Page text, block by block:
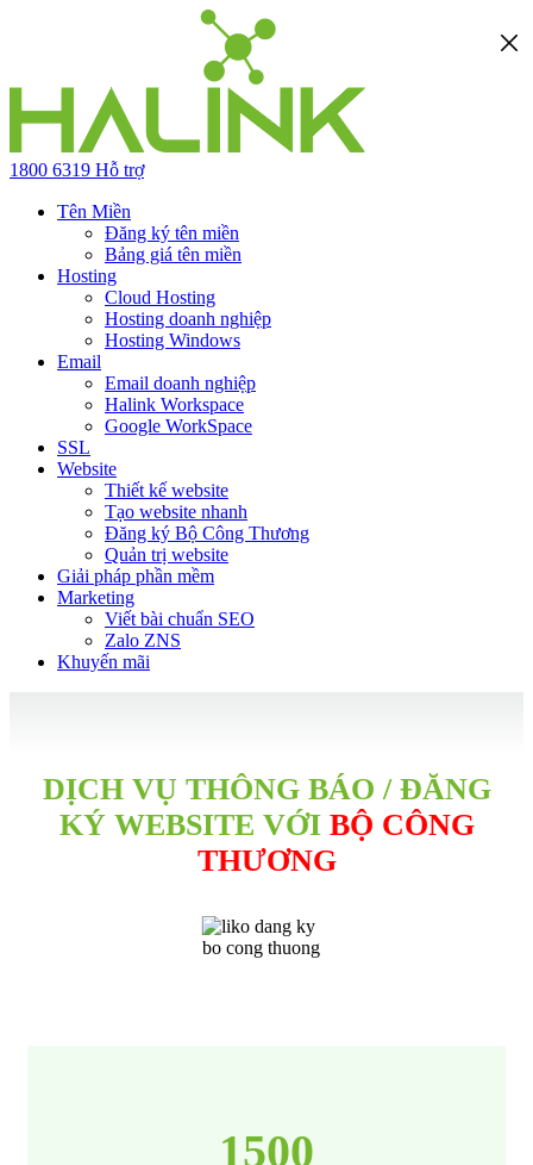
1800 6319 Hỗ trợ
Tên Miền
Đăng ký tên miền
Bảng giá tên miền
Hosting
Cloud Hosting
Hosting doanh nghiệp
Hosting Windows
Email
Email doanh nghiệp
Halink Workspace
Google WorkSpace
SSL
Website
Thiết kế website
Tạo website nhanh
Đăng ký Bộ Công Thương
Quản trị website
Giải pháp phần mềm
Marketing
Viết bài chuẩn SEO
Zalo ZNS
Khuyến mãi
DỊCH VỤ THÔNG BÁO / ĐĂNG
KÝ WEBSITE VỚIBỘ CÔNG
THƯƠNG
1500